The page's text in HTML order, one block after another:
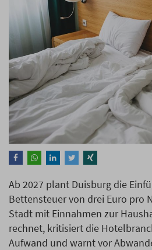
Ab 2027 plant Duisburg die
Bettensteuer von drei Euro pro
Stadt mit Einnahmen zur
rechnet, kritisiert die
Aufwand und warnt vor